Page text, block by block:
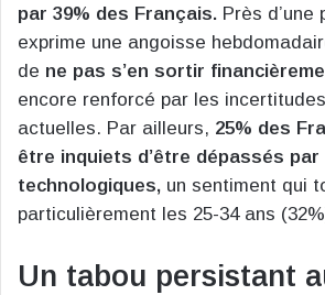
par 39% des Français. Près
exprime une angoisse
de ne pas s’en sortir
encore renforcé par les
actuelles. Par ailleurs, 25% des
être inquiets d’être dépassés par
technologiques, un sentiment qui
particulièrement les 25-34 ans
Un tabou persistant